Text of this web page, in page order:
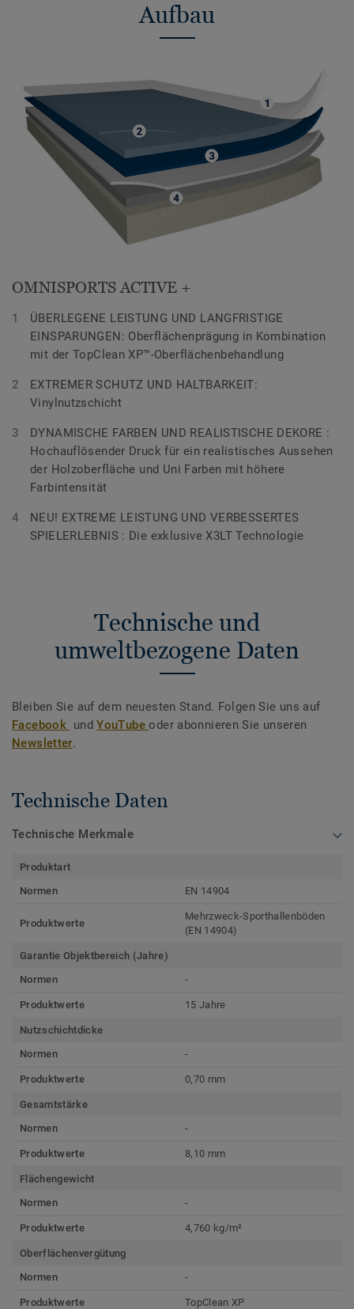
Aufbau
OMNISPORTS ACTIVE +
ÜBERLEGENE LEISTUNG UND LANGFRISTIGE
EINSPARUNGEN: Oberflächenprägung in Kombination
mit der TopClean XP™-Oberflächenbehandlung
EXTREMER SCHUTZ UND HALTBARKEIT:
Vinylnutzschicht
DYNAMISCHE FARBEN UND REALISTISCHE DEKORE :
Hochauflösender Druck für ein realistisches Aussehen
der Holzoberfläche und Uni Farben mit höhere
Farbintensität
NEU! EXTREME LEISTUNG UND VERBESSERTES
SPIELERLEBNIS : Die exklusive X3LT Technologie
Technische und
umweltbezogene Daten
Bleiben Sie auf dem neuesten Stand. Folgen Sie uns auf
Facebook undYouTubeoder abonnieren Sie unseren
Newsletter.
Technische Daten
Technische Merkmale
Produktart
Normen
EN 14904
Produktwerte
Mehrzweck-Sporthallenböden
(EN 14904)
Garantie Objektbereich (Jahre)
Normen
-
Produktwerte 15 Jahre
Nutzschichtdicke
Normen
-
Produktwerte 0,70 mm
Gesamtstärke
Normen
-
Produktwerte 8,10 mm
Flächengewicht
Normen
-
Produktwerte 4,760 kg/m²
Oberflächenvergütung
Normen
-
Produktwerte TopClean XP